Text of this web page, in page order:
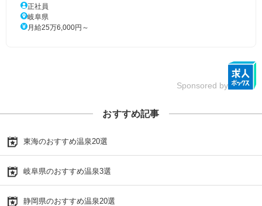
正社員
岐阜県
月給25万6,000円～
Sponsored by
おすすめ記事
東海のおすすめ温泉20選
岐阜県のおすすめ温泉3選
静岡県のおすすめ温泉20選